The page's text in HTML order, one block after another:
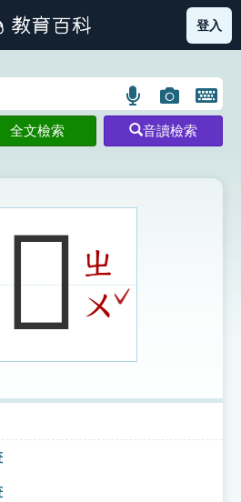
引圖示 部首索引表圖示
登入
語
言
搜
示
圖
片
搜
開
鍵
圖
全文檢索 音讀檢索
𤮫ㄓ
ㄨ ˇ